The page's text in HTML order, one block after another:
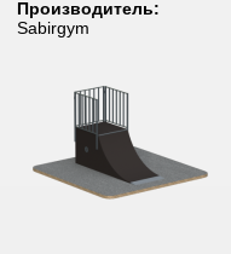
Производитель:
Sabirgym